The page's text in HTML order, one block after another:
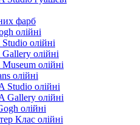
фарб
олійні
олійні
олійні
олійні
олійні
Studio олійні
Gallery олійні
олійні
Клас олійні